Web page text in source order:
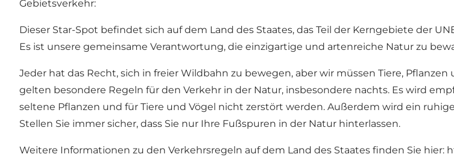
Gebietsverkehr:
Dieser Star-Spot befindet sich auf dem Land des Staates, das Teil der Kerngebiete der
Es ist unsere gemeinsame Verantwortung, die einzigartige und artenreiche Natur zu
Jeder hat das Recht, sich in freier Wildbahn zu bewegen, aber wir müssen Tiere,
gelten besondere Regeln für den Verkehr in der Natur, insbesondere nachts. Es wird
seltene Pflanzen und für Tiere und Vögel nicht zerstört werden. Außerdem wird ein
Stellen Sie immer sicher, dass Sie nur Ihre Fußspuren in der Natur hinterlassen.
Weitere Informationen zu den Verkehrsregeln auf dem Land des Staates finden Sie hier: